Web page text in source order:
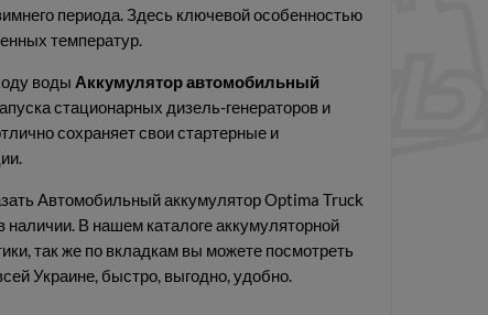
периода. Здесь ключевой особенностью
температур.
воды Аккумулятор автомобильный
стационарных дизель-генераторов и
сохраняет свои стартерные и
Автомобильный аккумулятор Optima Truck
В нашем каталоге аккумуляторной
так же по вкладкам вы можете посмотреть
Украине, быстро, выгодно, удобно.